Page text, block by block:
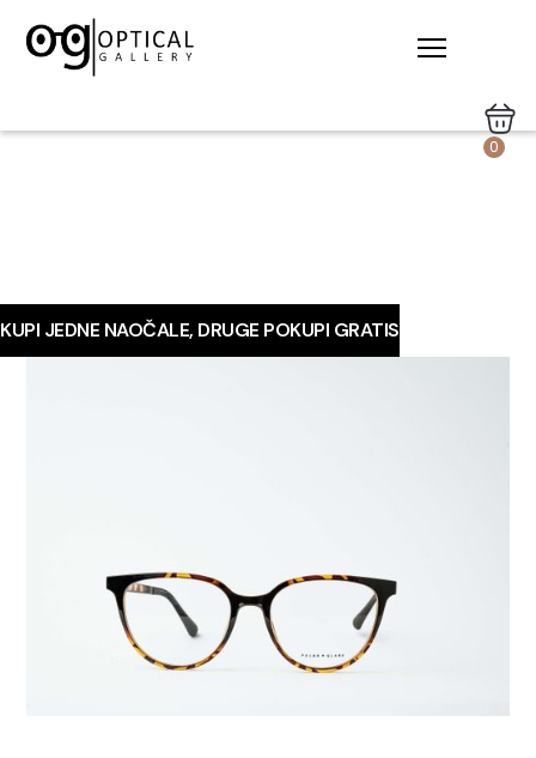
0
KUPI JEDNE NAOČALE, DRUGE POKUPI GRATIS